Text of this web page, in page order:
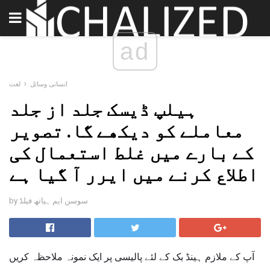
ad
انسانی وسائل لغت
ہیلپ ڈیسک جلد از جلد
معاملے کو دیکھے گا. تصویر
کے بارے میں غلط استعمال کی
اطلاع کرنے میں ایرر آ گیا ہے
by سوسن ایم ہیاتھ فیلڈ
آپ کے ملازم ہینڈ بک کے لئے پالیسی پر ایک نمونہ ملاحظہ کریں